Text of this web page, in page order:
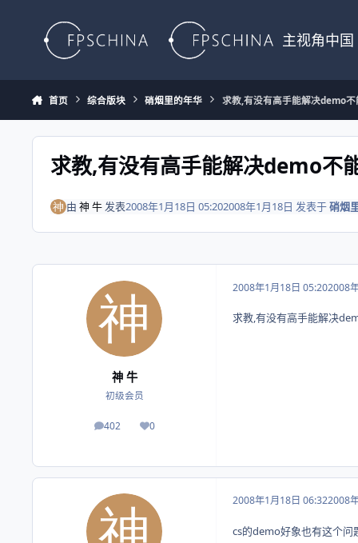
主视角中国
首页 综合版块 硝烟里的年华 求教,有没有高手能解决demo不
求教,有没有高手能解决demo不
由 神 牛发表2008年1月18日 05:202008年1月18日 发表于硝烟
神 牛
初级会员
402
帖子 0
荣誉积分
2008年1月18日 05:202008
求教,有没有高手能解决
2008年1月18日 06:322008
cs的demo好象也有这个问